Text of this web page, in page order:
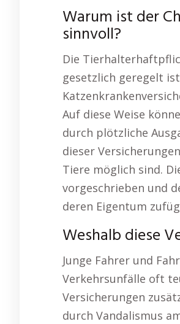
Warum ist der
sinnvoll?
Die
gesetzlich geregelt
Auf diese Weise
durch plötzliche
dieser
Tiere möglich sind.
vorgeschrieben und
deren Eigentum
Weshalb diese
Junge Fahrer und
Verkehrsunfälle oft
Versicherungen
durch Vandalismus